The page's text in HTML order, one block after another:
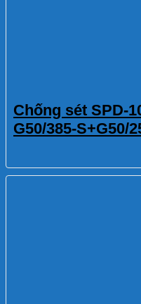
Chống sét SPD-
G50/385-S+G50/